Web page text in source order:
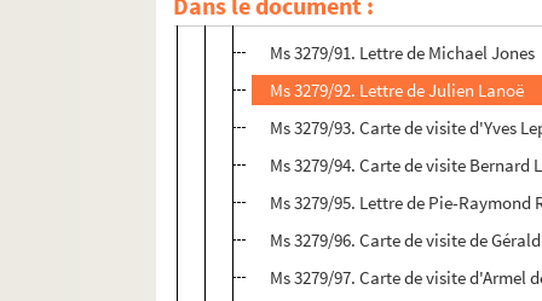
Ms 3279/89 - 90. Lettre de Louis
Ms 3279/91. Lettre de Michael Jones
Ms 3279/92. Lettre de Julien Lanoë
Ms 3279/93. Carte de visite d'Yves
Ms 3279/94. Carte de visite
Ms 3279/95. Lettre de Pie-Raymond
Ms 3279/96. Carte de visite de
Ms 3279/97. Carte de visite d'Armel